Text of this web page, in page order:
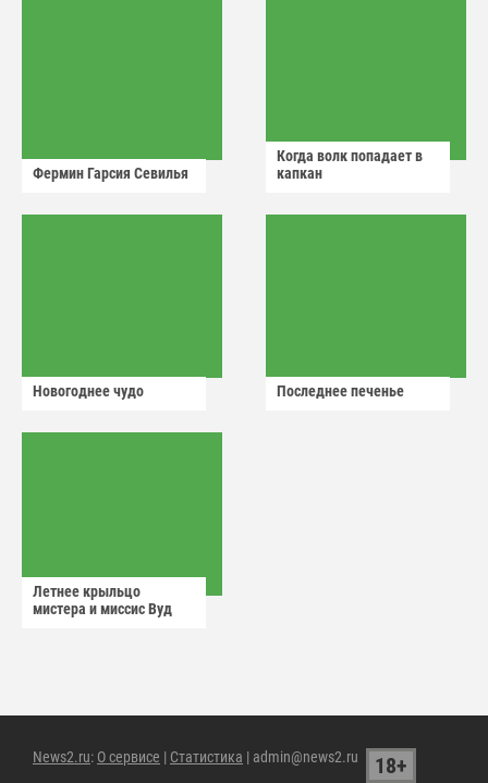
Фермин Гарсия Севилья
Когда волк попадает в
капкан
Новогоднее чудо Последнее печенье
Летнее крыльцо
мистера и миссис Вуд
News2.ru: О сервисе | Статистика | admin@news2.ru 18+